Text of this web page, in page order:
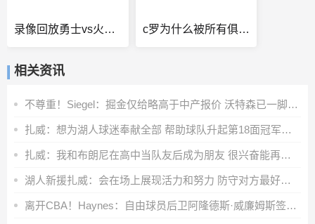
录像回放勇士vs火箭免费 c罗为什么被所有俱乐部拒绝
相关资讯
不尊重！Siegel：掘金仅给略高于中产报价 沃特森已一脚迈出大门
扎威：想为湖人球迷奉献全部 帮助球队升起第18面冠军旗帜
扎威：我和布朗尼在高中当队友后成为朋友 很兴奋能再次并肩作战
湖人新援扎威：会在场上展现活力和努力 防守对方最好的球员
离开CBA！Haynes：自由球员后卫阿隆德斯·威廉姆斯签约奇才